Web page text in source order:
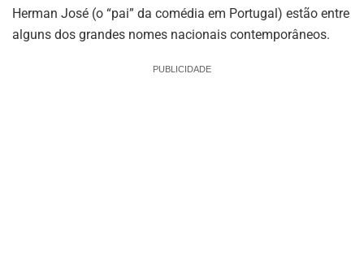
Herman José (o “pai” da comédia em Portugal) estão entre
alguns dos grandes nomes nacionais contemporâneos.
PUBLICIDADE